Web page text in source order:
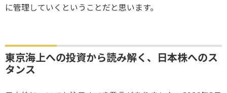
に管理していくということだと思います。
東京海上への投資から読み解く、日本株へのス
タンス